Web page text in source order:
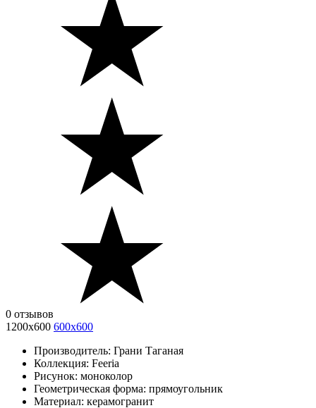
0 отзывов
1200х600 600х600
Производитель: Грани Таганая
Коллекция: Feeria
Рисунок: моноколор
Геометрическая форма: прямоугольник
Материал: керамогранит